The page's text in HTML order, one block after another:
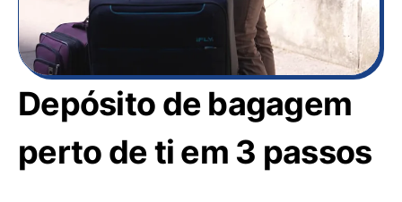
Depósito de bagagem
perto de ti em 3 passos